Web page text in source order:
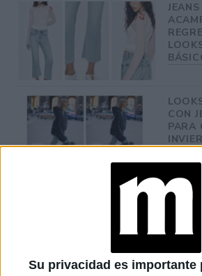
Su privacidad es importante
JEANS
CON
PARA
REGIÓN